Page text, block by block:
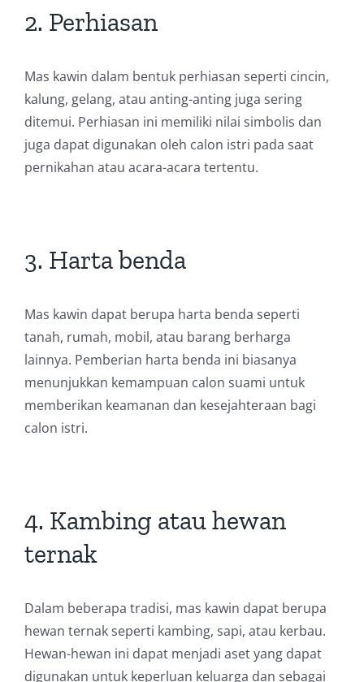
2. Perhiasan
Mas kawin dalam bentuk perhiasan seperti cincin,
kalung, gelang, atau anting-anting juga sering
ditemui. Perhiasan ini memiliki nilai simbolis dan
juga dapat digunakan oleh calon istri pada saat
pernikahan atau acara-acara tertentu.
3. Harta benda
Mas kawin dapat berupa harta benda seperti
tanah, rumah, mobil, atau barang berharga
lainnya. Pemberian harta benda ini biasanya
menunjukkan kemampuan calon suami untuk
memberikan keamanan dan kesejahteraan bagi
calon istri.
4. Kambing atau hewan
ternak
Dalam beberapa tradisi, mas kawin dapat berupa
hewan ternak seperti kambing, sapi, atau kerbau.
Hewan-hewan ini dapat menjadi aset yang dapat
digunakan untuk keperluan keluarga dan sebagai